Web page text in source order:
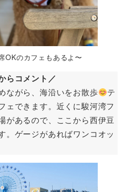
OKのカフェもあるよ〜
らコメント／
ながら、海沿いをお散歩
テ
ェできます。近くに駿河湾フ
があるので、ここから西伊豆
。ゲージがあればワンコオッ